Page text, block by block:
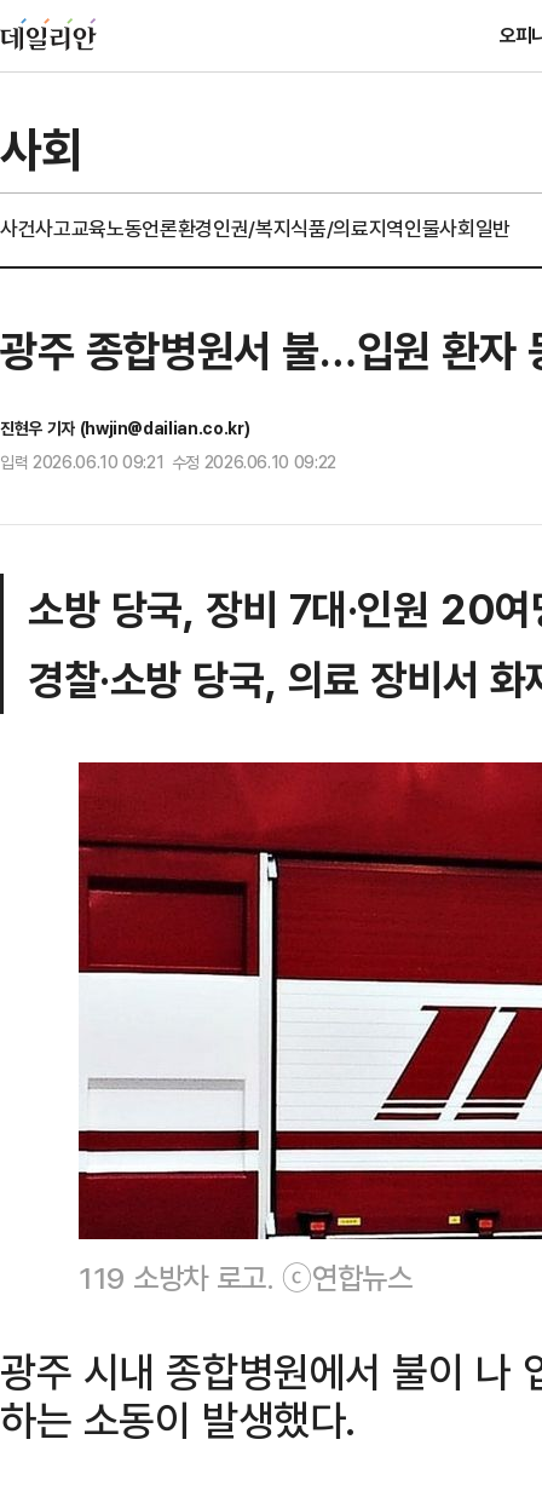
오피
사회
사건사고교육노동언론환경인권/복지식품/의료지역인물사회일반
광주 종합병원서 불…입원 환자
진현우 기자 (hwjin@dailian.co.kr)
입력 2026.06.10 09:21 수정 2026.06.10 09:22
소방 당국, 장비 7대·인원 20
경찰·소방 당국, 의료 장비서
119 소방차 로고. ⓒ연합뉴스
광주 시내 종합병원에서 불이 나
하는 소동이 발생했다.